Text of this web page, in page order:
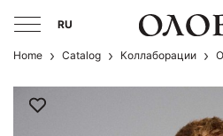
RU
Home Catalog Коллаборации